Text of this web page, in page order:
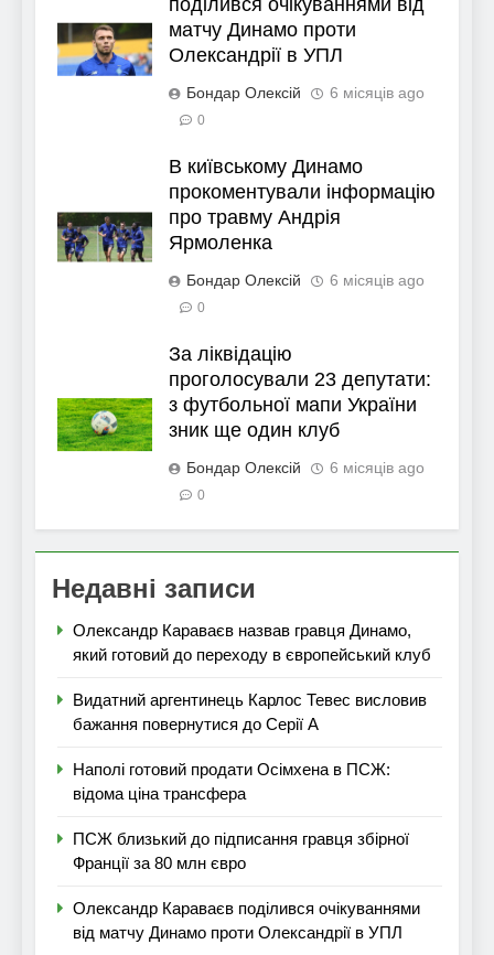
матчу Динамо проти
Олександрії в УПЛ
Бондар Олексій 6 місяців ago
0
В київському Динамо
прокоментували інформацію
про травму Андрія
Ярмоленка
Бондар Олексій 6 місяців ago
0
За ліквідацію
проголосували 23 депутати:
з футбольної мапи України
зник ще один клуб
Бондар Олексій 6 місяців ago
0
Недавні записи
Олександр Караваєв назвав гравця Динамо,
який готовий до переходу в європейський клуб
Видатний аргентинець Карлос Тевес висловив
бажання повернутися до Серії А
Наполі готовий продати Осімхена в ПСЖ:
відома ціна трансфера
ПСЖ близький до підписання гравця збірної
Франції за 80 млн євро
Олександр Караваєв поділився очікуваннями
від матчу Динамо проти Олександрії в УПЛ